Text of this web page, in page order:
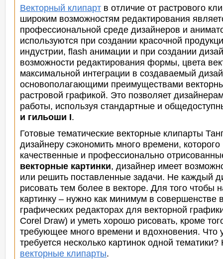
Векторный клипарт в отличие от растрового
широким возможностям редактирования
профессиональной среде дизайнеров и
используются при создании красочной
индустрии, flash анимации и при создании
возможности редактирования формы, цвета
максимальной интеграции в создаваемый
основополагающими преимуществами
растровой графикой. Это позволяет
работы, используя стандартные и
и гильоши I.
Готовые тематические векторные клипарты
дизайнеру сэкономить много времени,
качественные и профессионально
векторные картинки, дизайнер имеет
или решить поставленные задачи. Не каждый
рисовать тем более в векторе. Для того чтобы
картинку – нужно как минимум в совершенстве
графических редакторах для векторной
Corel Draw) и уметь хорошо рисовать, кроме
требующее много времени и вдохновения. Что
требуется несколько картинок одной
векторные клипарты.